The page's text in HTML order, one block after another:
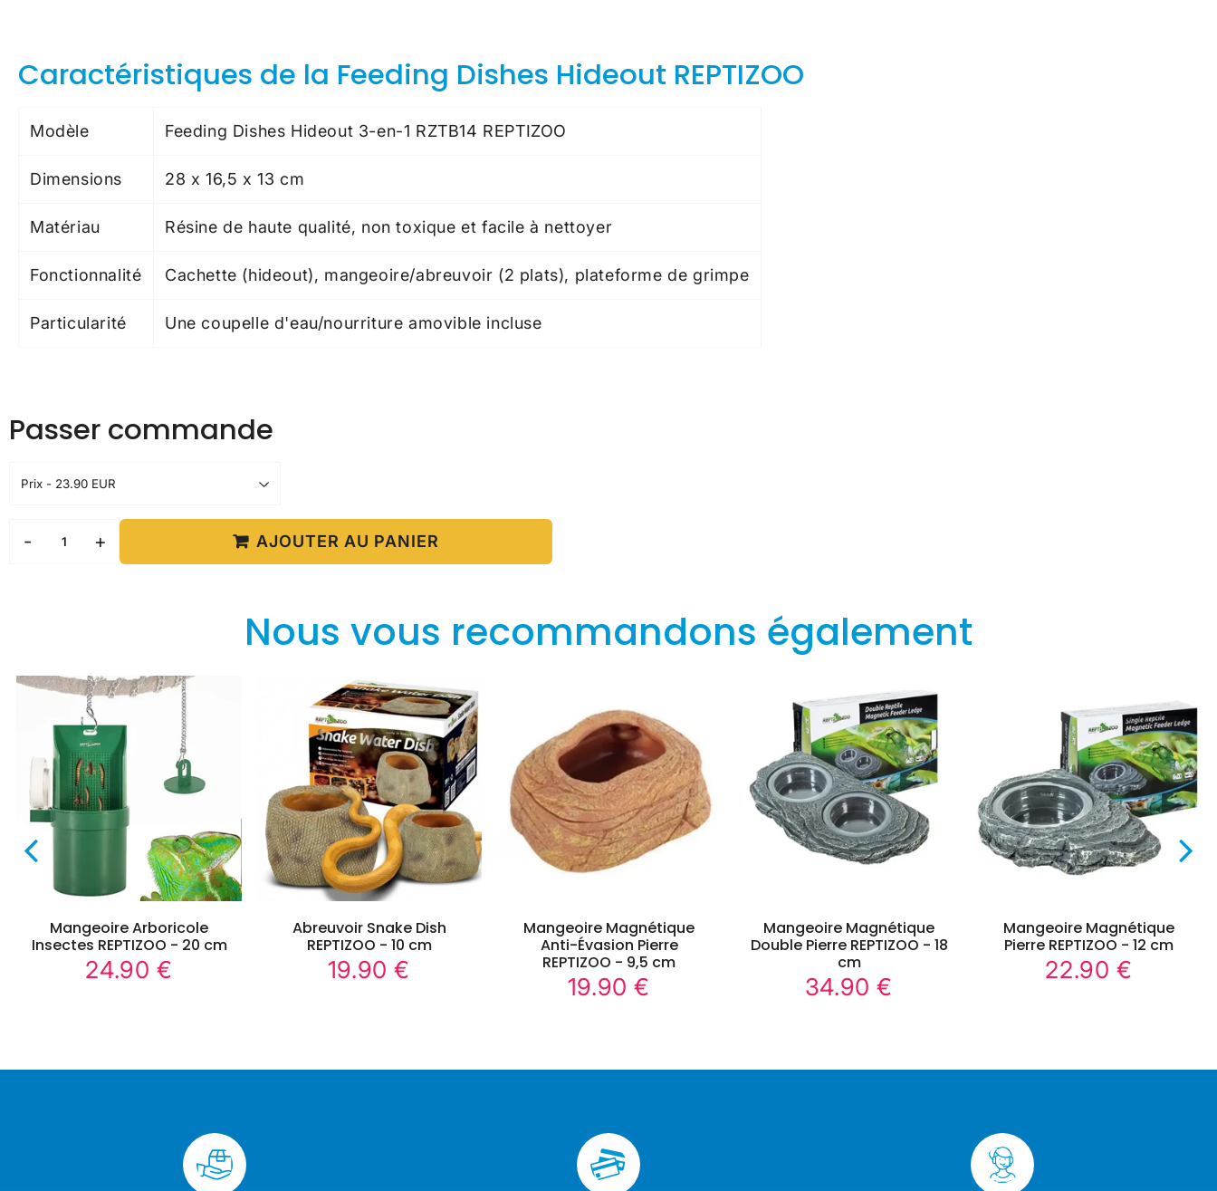
Caractéristiques de la Feeding Dishes Hideout REPTIZOO
Modèle Feeding Dishes Hideout 3-en-1 RZTB14 REPTIZOO
Dimensions 28 x 16,5 x 13 cm
Matériau Résine de haute qualité, non toxique et facile à nettoyer
Fonctionnalité Cachette (hideout), mangeoire/abreuvoir (2 plats), plateforme de grimpe
Particularité Une coupelle d'eau/nourriture amovible incluse
Passer commande
- + AJOUTER AU PANIER
Nous vous recommandons également
Mangeoire Arboricole
Insectes REPTIZOO - 20 cm
Prix
24.90 €
Abreuvoir Snake Dish
REPTIZOO - 10 cm
Prix
19.90 €
Mangeoire Magnétique
Anti-Évasion Pierre
REPTIZOO - 9,5 cm
Prix
19.90 €
Mangeoire Magnétique
Double Pierre REPTIZOO - 18
cm
Prix
34.90 €
Mangeoire Magnétique
Pierre REPTIZOO - 12 cm
Prix
22.90 €